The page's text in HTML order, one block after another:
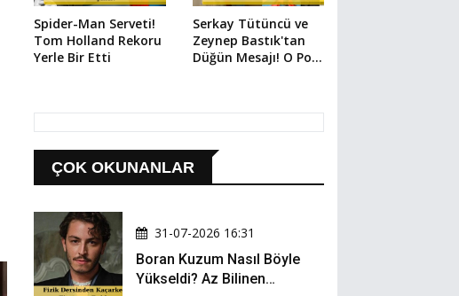
Spider-Man Serveti!
Tom Holland Rekoru
Yerle Bir Etti
Serkay Tütüncü ve
Zeynep Bastık'tan
Düğün Mesajı! O Poz
ÇOK OKUNANLAR
31-07-2026 16:31
Boran Kuzum Nasıl Böyle
Yükseldi? Az Bilinen